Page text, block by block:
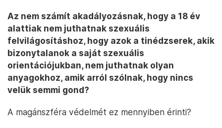
Az nem számít akadályozásnak, hogy a 18 év
alattiak nem juthatnak szexuális
felvilágosításhoz, hogy azok a tinédzserek, akik
bizonytalanok a saját szexuális
orientációjukban, nem juthatnak olyan
anyagokhoz, amik arról szólnak, hogy nincs
velük semmi gond?
A magánszféra védelmét ez mennyiben érinti?